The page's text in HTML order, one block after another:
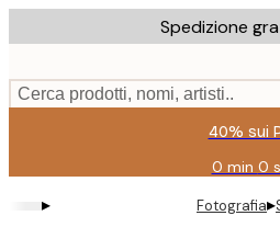
to
content.
Spedizione
Cerca prodotti, nomi, artisti..
40% sui
0 min 0 s
fino
a:
▸ Fotografia▸